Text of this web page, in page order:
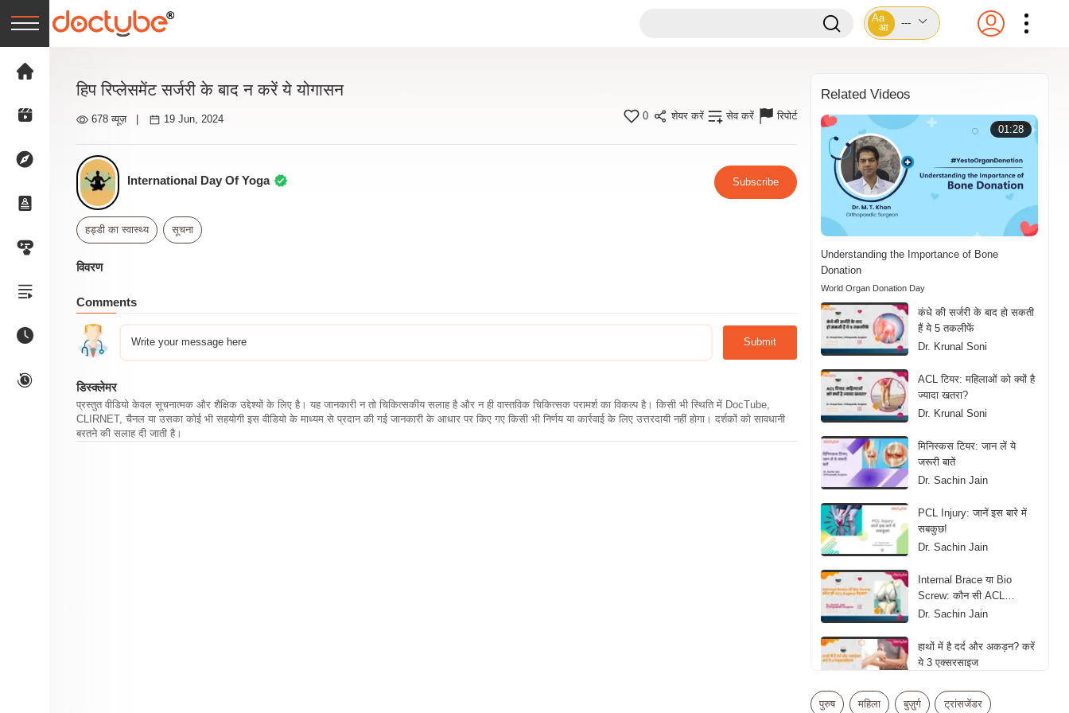
Aa
आ
---
हिप रिप्लेसमेंट सर्जरी के बाद न करें ये योगासन
678 व्यूज़ 19 Jun, 2024 0 शेयर करें सेव करें रिपोर्ट
International Day Of Yoga Subscribe
हड्डी का स्वास्थ्य सूचना
विवरण
Comments
Write your message here Submit
डिस्क्लेमर
प्रस्तुत वीडियो केवल सूचनात्मक और शैक्षिक उद्देश्यों के लिए है। यह जानकारी न तो चिकित्सकीय सलाह है और न ही वास्तविक चिकित्सक परामर्श का विकल्प है। किसी भी स्थिति में DocTube,
CLIRNET, चैनल या उसका कोई भी सहयोगी इस वीडियो के माध्यम से प्रदान की गई जानकारी के आधार पर किए गए किसी भी निर्णय या कार्रवाई के लिए उत्तरदायी नहीं होगा। दर्शकों को सावधानी
बरतने की सलाह दी जाती है।
Related Videos
01:28
Understanding the Importance of Bone
Donation
World Organ Donation Day
कंधे की सर्जरी के बाद हो सकती
हैं ये 5 तकलीफें
Dr. Krunal Soni
ACL टियर: महिलाओं को क्यों है
ज्यादा खतरा?
Dr. Krunal Soni
मिनिस्कस टियर: जान लें ये
जरूरी बातें
Dr. Sachin Jain
PCL Injury: जानें इस बारे में
सबकुछ!
Dr. Sachin Jain
Internal Brace या Bio
Screw: कौन सी ACL
Sugery बेहतर?
Dr. Sachin Jain
हाथों में है दर्द और अकड़न? करें
ये 3 एक्सरसाइज
पुरुष महिला बुज़ुर्ग ट्रांसजेंडर